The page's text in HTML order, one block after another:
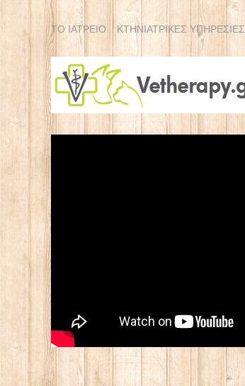
ΤΟ ΙΑΤΡΕΙΟ ΚΤΗΝΙΑΤΡΙΚΕΣ ΥΠΗΡΕΣΙΕΣ